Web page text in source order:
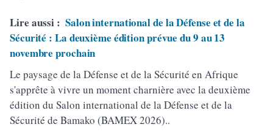
Lire aussi : Salon international de la Défense et de la
Sécurité : La deuxième édition prévue du 9 au 13
novembre prochain
Le paysage de la Défense et de la Sécurité en Afrique
s'apprête à vivre un moment charnière avec la deuxième
édition du Salon international de la Défense et de la
Sécurité de Bamako (BAMEX 2026)..